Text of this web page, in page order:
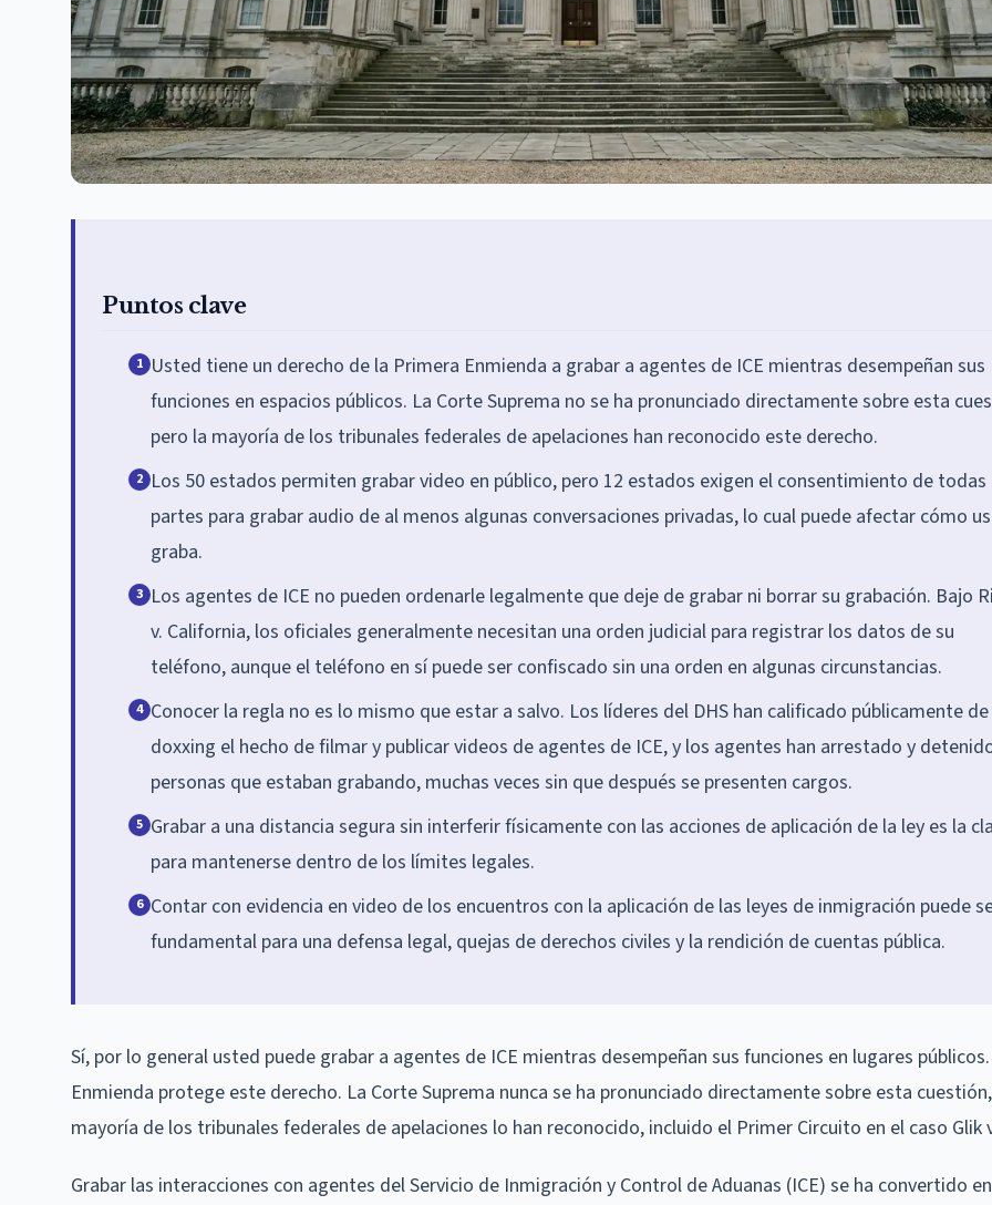
Puntos clave
1 Usted tiene un derecho de la Primera Enmienda a grabar a agentes de ICE mientras desempeñan sus
funciones en espacios públicos. La Corte Suprema no se ha pronunciado directamente sobre esta
pero la mayoría de los tribunales federales de apelaciones han reconocido este derecho.
2 Los 50 estados permiten grabar video en público, pero 12 estados exigen el consentimiento de todas
partes para grabar audio de al menos algunas conversaciones privadas, lo cual puede afectar cómo
graba.
3 Los agentes de ICE no pueden ordenarle legalmente que deje de grabar ni borrar su grabación. Bajo
v. California, los oficiales generalmente necesitan una orden judicial para registrar los datos de su
teléfono, aunque el teléfono en sí puede ser confiscado sin una orden en algunas circunstancias.
4 Conocer la regla no es lo mismo que estar a salvo. Los líderes del DHS han calificado públicamente de
doxxing el hecho de filmar y publicar videos de agentes de ICE, y los agentes han arrestado y
personas que estaban grabando, muchas veces sin que después se presenten cargos.
5 Grabar a una distancia segura sin interferir físicamente con las acciones de aplicación de la ley es la
para mantenerse dentro de los límites legales.
6 Contar con evidencia en video de los encuentros con la aplicación de las leyes de inmigración puede
fundamental para una defensa legal, quejas de derechos civiles y la rendición de cuentas pública.
Sí, por lo general usted puede grabar a agentes de ICE mientras desempeñan sus funciones en lugares
Enmienda protege este derecho. La Corte Suprema nunca se ha pronunciado directamente sobre esta
mayoría de los tribunales federales de apelaciones lo han reconocido, incluido el Primer Circuito en el caso Glik
Grabar las interacciones con agentes del Servicio de Inmigración y Control de Aduanas (ICE) se ha convertido